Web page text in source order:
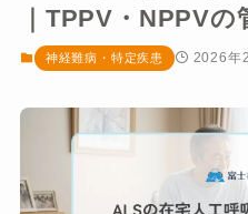
｜TPPV・NPPV
神経難病・特定疾患 2026年